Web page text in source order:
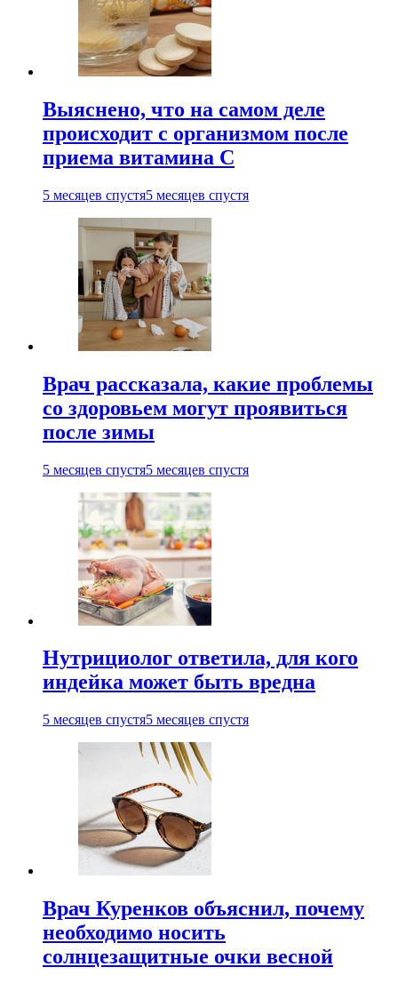
Выяснено, что на самом деле
происходит с организмом после
приема витамина С
5 месяцев спустя5 месяцев спустя
Врач рассказала, какие проблемы
со здоровьем могут проявиться
после зимы
5 месяцев спустя5 месяцев спустя
Нутрициолог ответила, для кого
индейка может быть вредна
5 месяцев спустя5 месяцев спустя
Врач Куренков объяснил, почему
необходимо носить
солнцезащитные очки весной